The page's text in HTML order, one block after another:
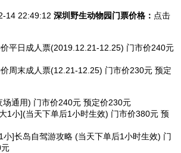
14 22:49:12 深圳野生动物园门票价格： 点击
平日成人票(2019.12.21-12.25) 门市价240元
周末成人票(12.21-12.25) 门市价230元 预定
场通用) 门市价240元 预定价230元
1小](当天下单后1小时生效) 门市价380元 预
]长岛自驾游攻略 (当天下单后1小时生效) 门